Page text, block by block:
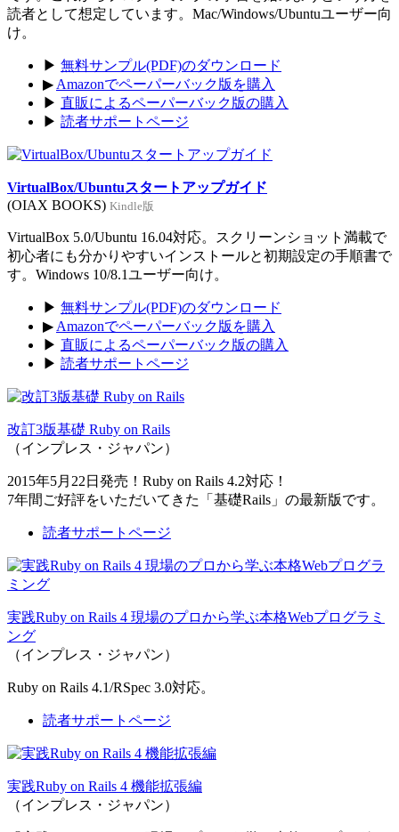
読者として想定しています。Mac/Windows/Ubuntuユーザー向
け。
▶ 無料サンプル(PDF)のダウンロード
▶ Amazonでペーパーバック版を購入
▶ 直販によるペーパーバック版の購入
▶ 読者サポートページ
VirtualBox/Ubuntuスタートアップガイド
(OIAX BOOKS) Kindle版
VirtualBox 5.0/Ubuntu 16.04対応。スクリーンショット満載で
初心者にも分かりやすいインストールと初期設定の手順書で
す。Windows 10/8.1ユーザー向け。
▶ 無料サンプル(PDF)のダウンロード
▶ Amazonでペーパーバック版を購入
▶ 直販によるペーパーバック版の購入
▶ 読者サポートページ
改訂3版基礎 Ruby on Rails
（インプレス・ジャパン）
2015年5月22日発売！Ruby on Rails 4.2対応！
7年間ご好評をいただいてきた「基礎Rails」の最新版です。
読者サポートページ
実践Ruby on Rails 4 現場のプロから学ぶ本格Webプログラミ
ング
（インプレス・ジャパン）
Ruby on Rails 4.1/RSpec 3.0対応。
読者サポートページ
実践Ruby on Rails 4 機能拡張編
（インプレス・ジャパン）